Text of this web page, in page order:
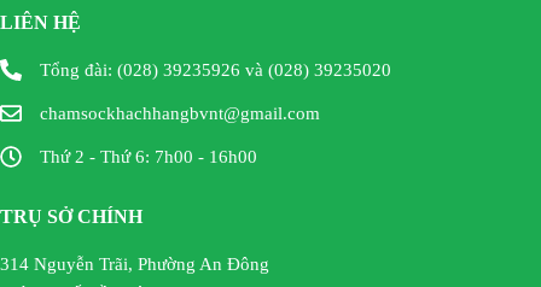
LIÊN HỆ
Tổng đài: (028) 39235926 và (028) 39235020
chamsockhachhangbvnt@gmail.com
Thứ 2 - Thứ 6: 7h00 - 16h00
TRỤ SỞ CHÍNH
314 Nguyễn Trãi, Phường An Đông